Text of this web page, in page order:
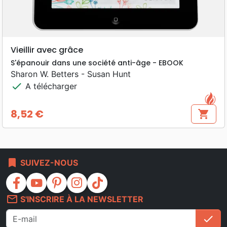
Vieillir avec grâce
S'épanouir dans une société anti-âge - EBOOK
Sharon W. Betters - Susan Hunt
check A télécharger
Prix
8,52 € shopping_cart
bookmark SUIVEZ-NOUS
facebook youtube pinterest instagram
tiktok
mail_outline S'INSCRIRE À LA NEWSLETTER
check